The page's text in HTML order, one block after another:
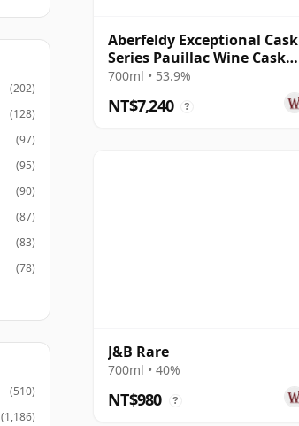
Aberfeldy Exceptional Cask
Series Pauillac Wine Cask
Matured 2002 21 年
700ml • 53.9%
NT$7,240 ?
J&B Rare
700ml • 40%
NT$980 ?
(202)
(128)
(97)
(95)
(90)
(87)
(83)
(78)
(510)
(1,186)